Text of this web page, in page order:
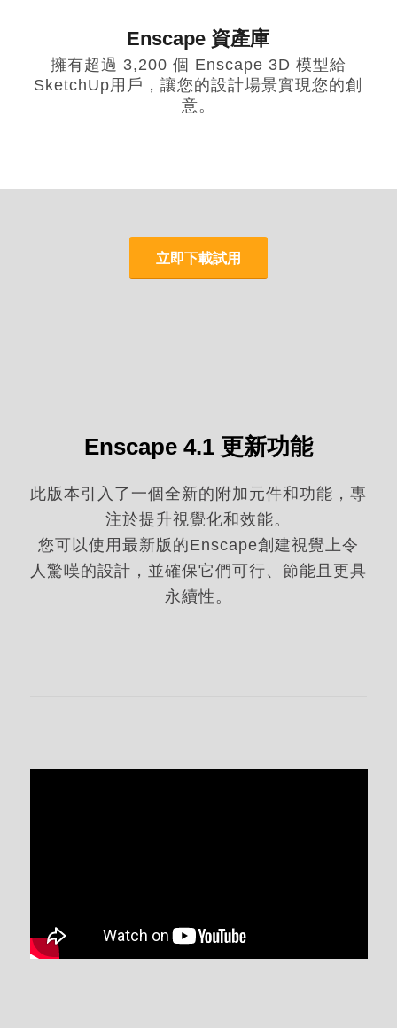
Enscape 資產庫
擁有超過 3,200 個 Enscape 3D 模型給
SketchUp用戶，讓您的設計場景實現您的創
意。
立即下載試用
Enscape 4.1 更新功能
此版本引入了一個全新的附加元件和功能，專
注於提升視覺化和效能。
您可以使用最新版的Enscape創建視覺上令
人驚嘆的設計，並確保它們可行、節能且更具
永續性。